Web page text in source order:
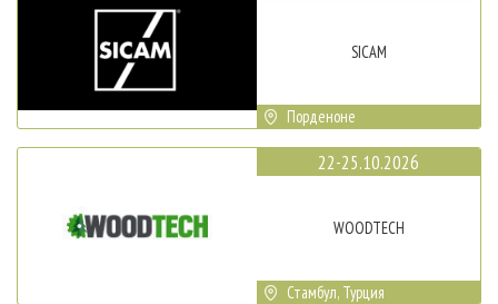
SICAM
Порденоне
22-25.10.2026
WOODTECH
Стамбул, Турция